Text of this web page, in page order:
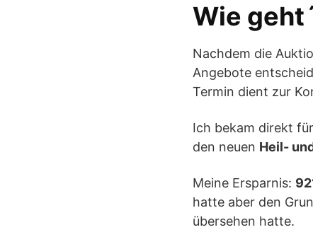
Wie
Nachdem die
Angebote
Termin dient zur
Ich bekam direkt
den neuen Heil-
Meine Ersparnis:
hatte aber den
übersehen hatte.